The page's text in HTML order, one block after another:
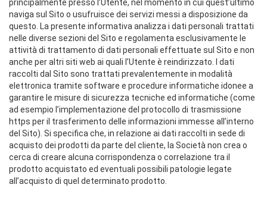
principalmente presso l’Utente, nel momento in cui quest’ultimo
naviga sul Sito o usufruisce dei servizi messi a disposizione da
questo. La presente informativa analizza i dati personali trattati
nelle diverse sezioni del Sito e regolamenta esclusivamente le
attività di trattamento di dati personali effettuate sul Sito e non
anche per altri siti web ai quali l’Utente è reindirizzato. I dati
raccolti dal Sito sono trattati prevalentemente in modalità
elettronica tramite software e procedure informatiche idonee a
garantire le misure di sicurezza tecniche ed informatiche (come
ad esempio l’implementazione del protocollo di trasmissione
https per il trasferimento delle informazioni immesse all’interno
del Sito). Si specifica che, in relazione ai dati raccolti in sede di
acquisto dei prodotti da parte del cliente, la Società non crea o
cerca di creare alcuna corrispondenza o correlazione tra il
prodotto acquistato ed eventuali possibili patologie legate
all’acquisto di quel determinato prodotto.